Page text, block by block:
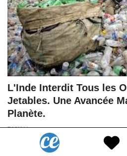
L'Inde Interdit Tous les
Jetables. Une Avancée
Planète.
718KVues